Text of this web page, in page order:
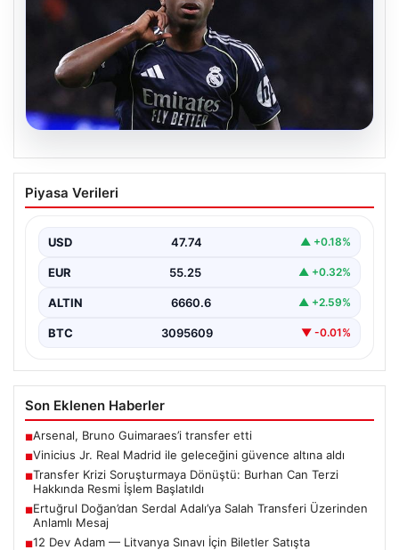
Vinicius Jr. Real Madrid ile geleceğini
güvence altına aldı
Vinicius Junior için beklenen karar açıklandı. Real
Madrid,…
Piyasa Verileri
USD 47.74 ▲ +0.18%
EUR 55.25 ▲ +0.32%
ALTIN 6660.6 ▲ +2.59%
BTC 3095609 ▼ -0.01%
Son Eklenen Haberler
■Arsenal, Bruno Guimaraes’i transfer etti
■Vinicius Jr. Real Madrid ile geleceğini güvence altına aldı
■Transfer Krizi Soruşturmaya Dönüştü: Burhan Can Terzi
Hakkında Resmi İşlem Başlatıldı
■Ertuğrul Doğan’dan Serdal Adalı’ya Salah Transferi Üzerinden
Anlamlı Mesaj
■12 Dev Adam — Litvanya Sınavı İçin Biletler Satışta